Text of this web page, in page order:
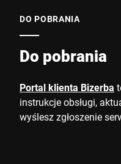
DO POBRANIA
Do pobrania
Portal klienta Bizerba
instrukcje obsługi,
wyślesz zgłoszenie